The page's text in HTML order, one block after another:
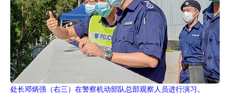
处长邓炳强（右三）在警察机动部队总部观察人员进行演习。